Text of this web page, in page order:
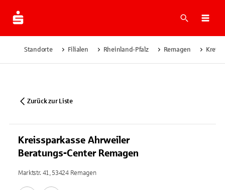
Suche
Standorte Filialen Rheinland-Pfalz Remagen
Zurück zur Liste
Kreissparkasse Ahrweiler
Beratungs-Center Remagen
Marktstr. 41, 53424 Remagen